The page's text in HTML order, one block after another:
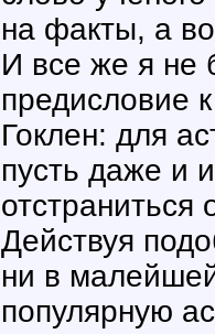
на факты, а
И все же я не
предисловие
Гоклен: для
пусть даже и
отстраниться
Действуя
ни в
популярную